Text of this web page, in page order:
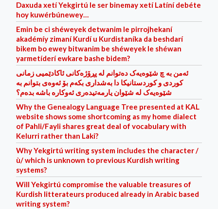
Daxuda xetí Yekgirtú le ser binemay xetí Latíní debéte
hoy kuwérbúnewey…
Emin be ci shéweyek detwanim le pirrojhekaní
akadémíy zimaní Kurdí u Kurdistaníka da beshdarí
bikem bo ewey bitwanim be shéweyek le shéwan
yarmetíder‌í ewkare bashe bidem?
ئه‌من به‌ چ شێوه‌یه‌ک ده‌توانم له‌ پڕۆژه‌کانی ئاکادێمیی زمانی
کوردی و کوردستانیکا دا به‌شداری بکه‌م بۆ ئه‌وه‌ی بتوانم به‌
شێوه‌یه‌ک له‌ شێوان یارمه‌تیده‌ر‌ی ئه‌وکاره‌ باشه‌ بده‌م؟
Why the Genealogy Language Tree presented at KAL
website shows some shortcoming as my home dialect
of Pahli/Fayli shares great deal of vocabulary with
Kelurri rather than Laki?
Why Yekgirtú writing system includes the character /
ù/ which is unknown to previous Kurdish writing
systems?
Will Yekgirtú compromise the valuable treasures of
Kurdish litterateurs produced already in Arabic based
writing system?